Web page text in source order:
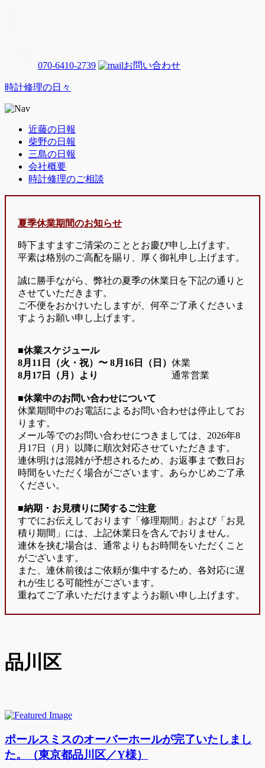
070-6410-2739 お問い合わせ
時計修理の日々
近藤の日報
柴野の日報
三島の日報
会社概要
時計修理のご相談
夏季休業期間のお知らせ
時下ますますご清栄のこととお慶び申し上げます。
平素は格別のご高配を賜り、厚く御礼申し上げます。
誠に勝手ながら、弊社の夏季の休業日を下記の通りと
させていただきます。
ご不便をおかけいたしますが、何卒ご了承くださいま
すようお願い申し上げます。
■休業スケジュール
8月11日（火・祝）〜 8月16日（日） 休業
8月17日（月）より
通常営業
■休業中のお問い合わせについて
休業期間中のお電話によるお問い合わせは停止してお
ります。
メール等でのお問い合わせにつきましては、2026年8
月17日（月）以降に順次対応させていただきます。
連休明けは混雑が予想されるため、お返事まで数日お
時間をいただく場合がございます。あらかじめご了承
ください。
■納期・お見積りに関するご注意
すでにお伝えしております「修理期間」および「お見
積り期間」には、上記休業日を含んでおりません。
連休を挟む場合は、通常よりもお時間をいただくこと
がございます。
また、連休前後はご依頼が集中するため、各対応に遅
れが生じる可能性がございます。
重ねてご了承いただけますようお願い申し上げます。
品川区
ポールスミスのオーバーホールが完了いたしまし
た。（東京都品川区／Y様）